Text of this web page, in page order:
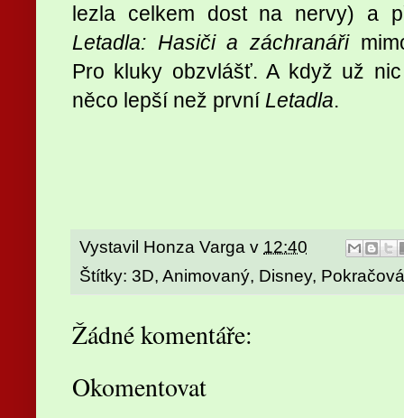
lezla celkem dost na nervy) a
Letadla: Hasiči a záchranáři
Pro kluky obzvlášť. A když už
něco lepší než první Letadla.
Vystavil Honza Varga v 12:40
Štítky: 3D, Animovaný, Disney,
Žádné komentáře:
Okomentovat